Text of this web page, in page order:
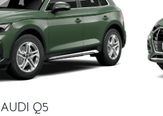
AUDI Q5